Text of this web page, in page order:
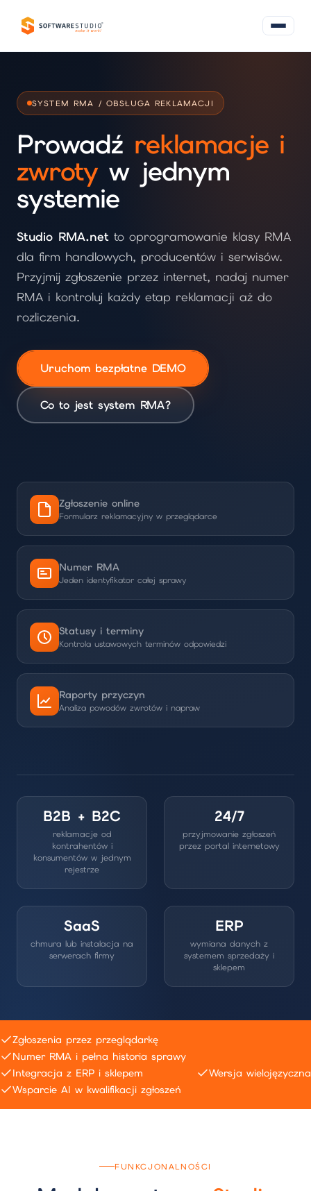
SYSTEM RMA / OBSŁUGA REKLAMACJI
Prowadź reklamacje i
zwroty w jednym
systemie
Studio RMA.net to oprogramowanie klasy RMA
dla firm handlowych, producentów i serwisów.
Przyjmij zgłoszenie przez internet, nadaj numer
RMA i kontroluj każdy etap reklamacji aż do
rozliczenia.
Uruchom bezpłatne DEMO
Co to jest system RMA?
Zgłoszenie online
Formularz reklamacyjny w przeglądarce
Numer RMA
Jeden identyfikator całej sprawy
Statusy i terminy
Kontrola ustawowych terminów odpowiedzi
Raporty przyczyn
Analiza powodów zwrotów i napraw
B2B + B2C
reklamacje od
kontrahentów i
konsumentów w jednym
rejestrze
24/7
przyjmowanie zgłoszeń
przez portal internetowy
SaaS
chmura lub instalacja na
serwerach firmy
ERP
wymiana danych z
systemem sprzedaży i
sklepem
Zgłoszenia przez przeglądarkę
Numer RMA i pełna historia sprawy
Integracja z ERP i sklepem
Wersja wielojęzyczna
Wsparcie AI w kwalifikacji zgłoszeń
FUNKCJONALNOŚCI